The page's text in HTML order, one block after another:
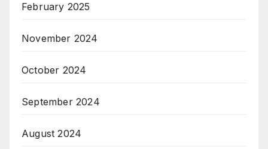
February 2025
November 2024
October 2024
September 2024
August 2024